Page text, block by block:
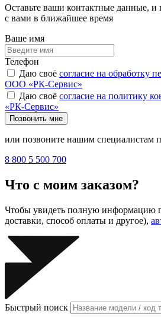
Оставьте ваши контактные данные,
с вами в ближайшее время
Ваше имя
Телефон
Даю своё согласие на обработку
ООО «РК-Сервис»
Даю своё согласие на политику
«РК-Сервис»
Позвонить мне
или позвоните нашим специалистам
8 800 5 500 700
Что с моим заказом?
Чтобы увидеть полную информацию
доставки, способ оплаты и другое),
Быстрый поиск